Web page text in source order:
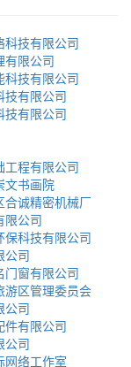
科技有限公司
有限公司
科技有限公司
技有限公司
技有限公司
工程有限公司
文书画院
合诚精密机械厂
限公司
保科技有限公司
公司
门窗有限公司
游区管理委员会
公司
件有限公司
公司
网络工作室